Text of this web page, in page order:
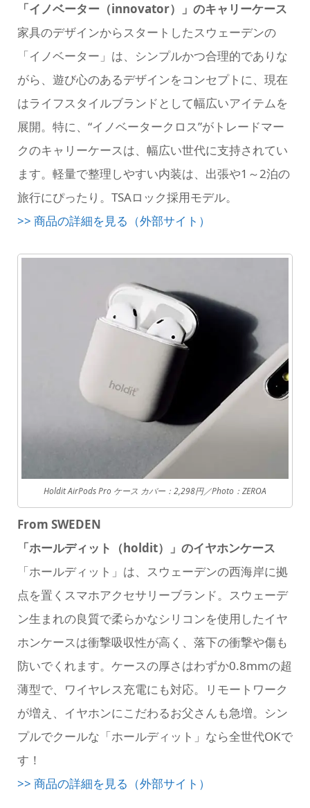
「イノベーター（innovator）」のキャリーケース
家具のデザインからスタートしたスウェーデンの
「イノベーター」は、シンプルかつ合理的でありな
がら、遊び心のあるデザインをコンセプトに、現在
はライフスタイルブランドとして幅広いアイテムを
展開。特に、“イノベータークロス”がトレードマー
クのキャリーケースは、幅広い世代に支持されてい
ます。軽量で整理しやすい内装は、出張や1～2泊の
旅行にぴったり。TSAロック採用モデル。
>> 商品の詳細を見る（外部サイト）
Holdit AirPods Pro ケース カバー：2,298円／Photo：ZEROA
From SWEDEN
「ホールディット（holdit）」のイヤホンケース
「ホールディット」は、スウェーデンの西海岸に拠
点を置くスマホアクセサリーブランド。スウェーデ
ン生まれの良質で柔らかなシリコンを使用したイヤ
ホンケースは衝撃吸収性が高く、落下の衝撃や傷も
防いでくれます。ケースの厚さはわずか0.8mmの超
薄型で、ワイヤレス充電にも対応。リモートワーク
が増え、イヤホンにこだわるお父さんも急増。シン
プルでクールな「ホールディット」なら全世代OKで
す！
>> 商品の詳細を見る（外部サイト）